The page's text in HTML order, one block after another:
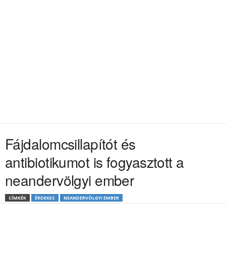
Fájdalomcsillapítót és
antibiotikumot is fogyasztott a
neandervölgyi ember
CÍMKÉK ÉRDEKES NEANDERVÖLGYI EMBER